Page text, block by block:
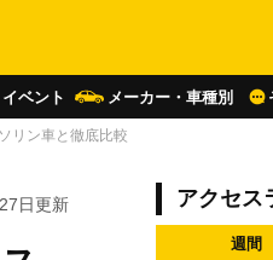
イベント メーカー・車種別
リン車と徹底比較
日更新 アクセス
週間